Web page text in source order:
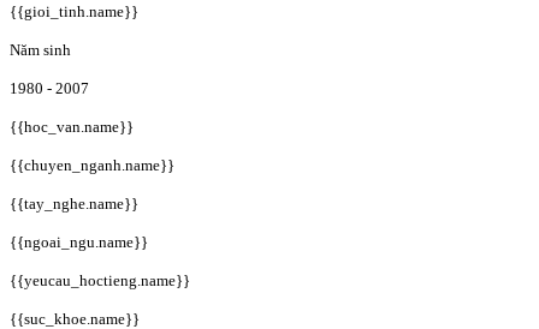
{{gioi_tinh.name}}
Năm sinh
1980 - 2007
{{hoc_van.name}}
{{chuyen_nganh.name}}
{{tay_nghe.name}}
{{ngoai_ngu.name}}
{{yeucau_hoctieng.name}}
{{suc_khoe.name}}